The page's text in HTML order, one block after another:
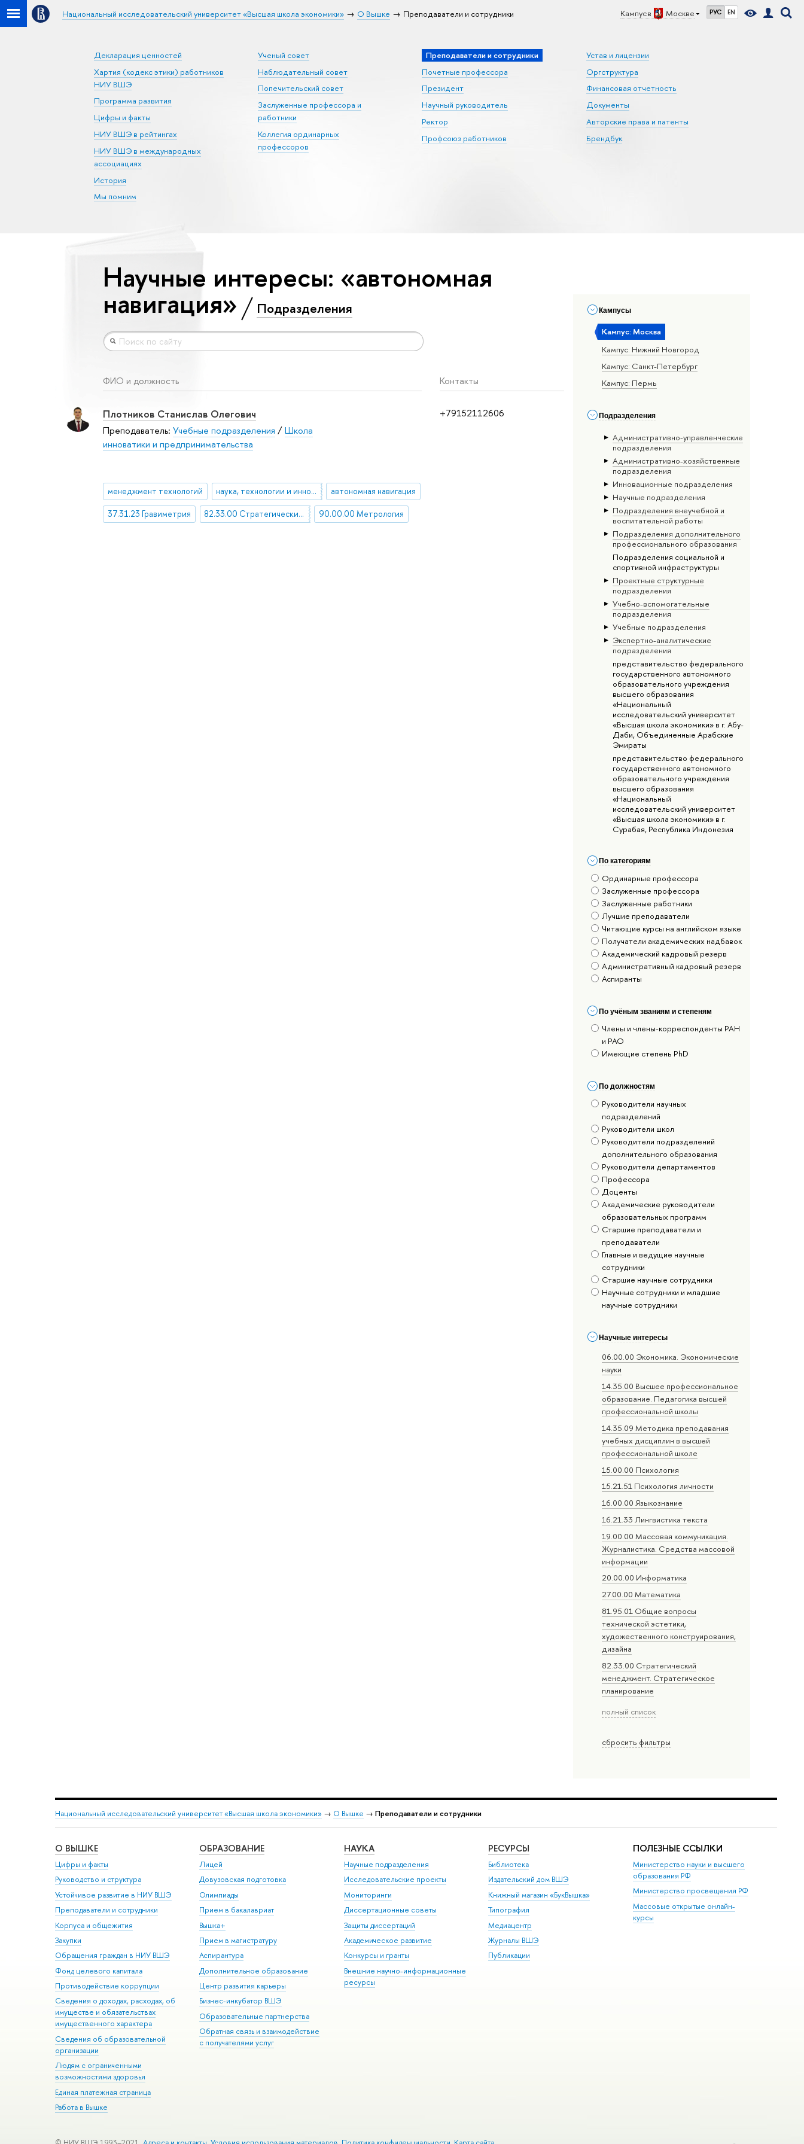
Кампус в Москве РУС EN
Национальный исследовательский университет «Высшая школа экономики» О Вышке Преподаватели и сотрудники
Декларация ценностей
Хартия (кодекс этики) работников
НИУ ВШЭ
Программа развития
Цифры и факты
НИУ ВШЭ в рейтингах
НИУ ВШЭ в международных
ассоциациях
История
Мы помним
Ученый совет
Наблюдательный совет
Попечительский совет
Заслуженные профессора и
работники
Коллегия ординарных
профессоров
Преподаватели и сотрудники
Почетные профессора
Президент
Научный руководитель
Ректор
Профсоюз работников
Устав и лицензии
Оргструктура
Финансовая отчетность
Документы
Авторские права и патенты
Брендбук
Кампусы
Кампус: Москва
Кампус: Нижний Новгород
Кампус: Санкт-Петербург
Кампус: Пермь
Подразделения
Административно-управленческие
подразделения
Административно-хозяйственные
подразделения
Инновационные подразделения
Научные подразделения
Подразделения внеучебной и
воспитательной работы
Подразделения дополнительного
профессионального образования
Подразделения социальной и
спортивной инфраструктуры
Проектные структурные
подразделения
Учебно-вспомогательные
подразделения
Учебные подразделения
Экспертно-аналитические
подразделения
представительство федерального
государственного автономного
образовательного учреждения
высшего образования
«Национальный
исследовательский университет
«Высшая школа экономики» в г. Абу-
Даби, Объединенные Арабские
Эмираты
представительство федерального
государственного автономного
образовательного учреждения
высшего образования
«Национальный
исследовательский университет
«Высшая школа экономики» в г.
Сурабая, Республика Индонезия
По категориям
Ординарные профессора
Заслуженные профессора
Заслуженные работники
Лучшие преподаватели
Читающие курсы на английском языке
Получатели академических надбавок
Академический кадровый резерв
Административный кадровый резерв
Аспиранты
По учёным званиям и степеням
Члены и члены-корреспонденты РАН
и РАО
Имеющие степень PhD
По должностям
Руководители научных
подразделений
Руководители школ
Руководители подразделений
дополнительного образования
Руководители департаментов
Профессора
Доценты
Академические руководители
образовательных программ
Старшие преподаватели и
преподаватели
Главные и ведущие научные
сотрудники
Старшие научные сотрудники
Научные сотрудники и младшие
научные сотрудники
Научные интересы
06.00.00 Экономика. Экономические
науки
14.35.00 Высшее профессиональное
образование. Педагогика высшей
профессиональной школы
14.35.09 Методика преподавания
учебных дисциплин в высшей
профессиональной школе
15.00.00 Психология
15.21.51 Психология личности
16.00.00 Языкознание
16.21.33 Лингвистика текста
19.00.00 Массовая коммуникация.
Журналистика. Средства массовой
информации
20.00.00 Информатика
27.00.00 Математика
81.95.01 Общие вопросы
технической эстетики,
художественного конструирования,
дизайна
82.33.00 Стратегический
менеджмент. Стратегическое
планирование
полный список
сбросить фильтры
Научные интересы: «автономная
навигация» Подразделения
ФИО и должность Контакты
+79152112606
Плотников Станислав Олегович
Преподаватель: Учебные подразделения /Школа
инноватики и предпринимательства
менеджмент технологий наука, технологии и инновации автономная навигация
37.31.23 Гравиметрия 82.33.00 Стратегический менеджмент. Стратегическое планирование 90.00.00 Метрология
Национальный исследовательский университет «Высшая школа экономики» → О Вышке → Преподаватели и сотрудники
О ВЫШКЕ
Цифры и факты
Руководство и структура
Устойчивое развитие в НИУ ВШЭ
Преподаватели и сотрудники
Корпуса и общежития
Закупки
Обращения граждан в НИУ ВШЭ
Фонд целевого капитала
Противодействие коррупции
Сведения о доходах, расходах, об
имуществе и обязательствах
имущественного характера
Сведения об образовательной
организации
Людям с ограниченными
возможностями здоровья
Единая платежная страница
Работа в Вышке
ОБРАЗОВАНИЕ
Лицей
Довузовская подготовка
Олимпиады
Прием в бакалавриат
Вышка+
Прием в магистратуру
Аспирантура
Дополнительное образование
Центр развития карьеры
Бизнес-инкубатор ВШЭ
Образовательные партнерства
Обратная связь и взаимодействие
с получателями услуг
НАУКА
Научные подразделения
Исследовательские проекты
Мониторинги
Диссертационные советы
Защиты диссертаций
Академическое развитие
Конкурсы и гранты
Внешние научно-информационные
ресурсы
РЕСУРСЫ
Библиотека
Издательский дом ВШЭ
Книжный магазин «БукВышка»
Типография
Медиацентр
Журналы ВШЭ
Публикации
ПОЛЕЗНЫЕ ССЫЛКИ
Министерство науки и высшего
образования РФ
Министерство просвещения РФ
Массовые открытые онлайн-
курсы